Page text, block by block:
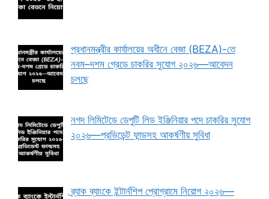
প্রধানমন্ত্রীর কার্যালয়ের অধীনে বেজা (BEZA)-তে
নবম–দশম গ্রেডে চাকরির সুযোগ ২০২৬—আবেদন
চলছে
নগদ লিমিটেডে ডেপুটি লিড ইঞ্জিনিয়ার পদে চাকরির সুযোগ
২০২৬—প্রভিডেন্ট ফান্ডসহ আকর্ষণীয় সুবিধা
ব্র্যাক ব্যাংকে ইন্টার্নশিপ প্রোগ্রামে নিয়োগ ২০২৬—